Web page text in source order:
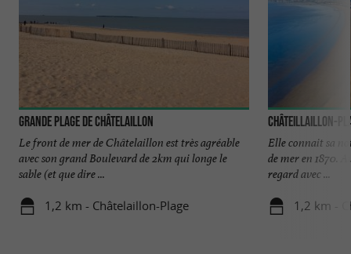
Grande Plage de Châtelaillon
Le front de mer de Châtelaillon est très agréable
avec son grand Boulevard de 2km qui longe le
sable (et que dire ...
1,2 km - Châtelaillon-Plage
Châteillaillon-
Elle connait sa
de mer en 1870.
regard avec ...
1,2 km -